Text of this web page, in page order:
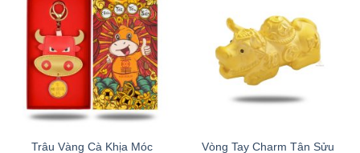
Trâu Vàng Cà Khịa Móc
Vòng Tay Charm Tân Sửu